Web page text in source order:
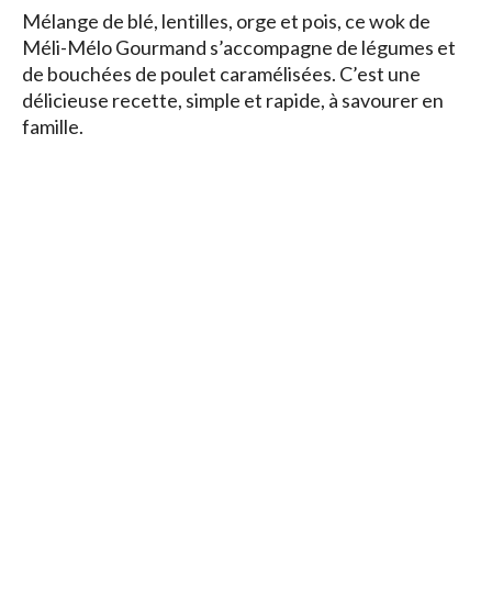
Mélange de blé, lentilles, orge et pois, ce wok de
Méli-Mélo Gourmand s’accompagne de légumes et
de bouchées de poulet caramélisées. C’est une
délicieuse recette, simple et rapide, à savourer en
famille.